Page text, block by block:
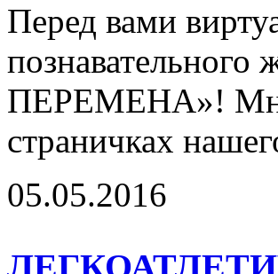
Перед вами
ПЕРЕМЕНА»!
страничках
05.05.2016